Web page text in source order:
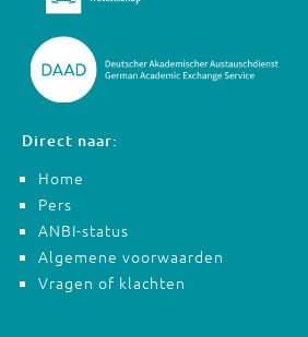
Direct naar:
Home
Pers
ANBI-status
Algemene voorwaarden
Vragen of klachten